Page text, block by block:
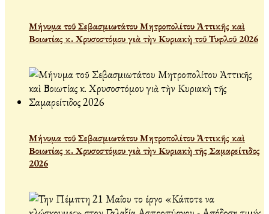
Μήνυμα τοῦ Σεβασμιωτάτου Μητροπολίτου Ἀττικῆς καὶ
Βοιωτίας κ. Χρυσοστόμου γιὰ τὴν Κυριακὴ τοῦ Τυφλοῦ 2026
Μήνυμα τοῦ Σεβασμιωτάτου Μητροπολίτου Ἀττικῆς καὶ
Βοιωτίας κ. Χρυσοστόμου γιὰ τὴν Κυριακὴ τῆς Σαμαρείτιδος
2026